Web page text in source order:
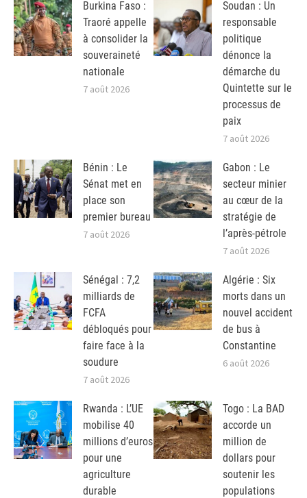
Burkina Faso :
Traoré appelle
à consolider la
souveraineté
nationale
7 août 2026
Soudan : Un
responsable
politique
dénonce la
démarche du
Quintette sur le
processus de
paix
7 août 2026
Bénin : Le
Sénat met en
place son
premier bureau
7 août 2026
Gabon : Le
secteur minier
au cœur de la
stratégie de
l’après-pétrole
7 août 2026
Sénégal : 7,2
milliards de
FCFA
débloqués pour
faire face à la
soudure
7 août 2026
Algérie : Six
morts dans un
nouvel accident
de bus à
Constantine
6 août 2026
Rwanda : L’UE
mobilise 40
millions d’euros
pour une
agriculture
durable
Togo : La BAD
accorde un
million de
dollars pour
soutenir les
populations